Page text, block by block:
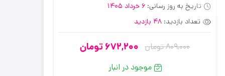
تاریخ به روز رسانی: 6 خرداد 1405
تعداد بازدید: 48 بازدید
809,000تومان
قیمت
اصلی:
672,200 تومان
قیمت
فعلی:
موجود در انبار